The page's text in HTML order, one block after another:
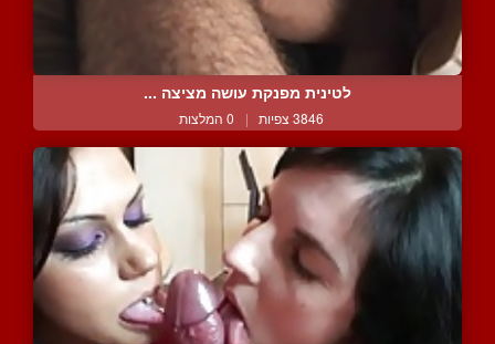
לטינית מפנקת עושה מציצה ...
3846 צפיות | 0 המלצות